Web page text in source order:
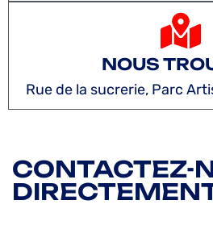
NOUS
Rue de la sucrerie, Parc
CONTACTEZ-